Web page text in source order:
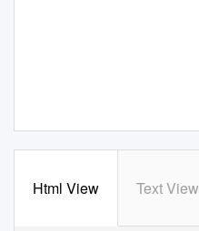
Html View Text View